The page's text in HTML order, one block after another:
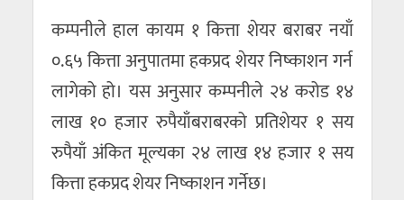
कम्पनीले हाल कायम १ कित्ता शेयर बराबर नयाँ
०.६५ कित्ता अनुपातमा हकप्रद शेयर निष्काशन गर्न
लागेको हो। यस अनुसार कम्पनीले २४ करोड १४
लाख १० हजार रुपैयाँबराबरको प्रतिशेयर १ सय
रुपैयाँ अंकित मूल्यका २४ लाख १४ हजार १ सय
कित्ता हकप्रद शेयर निष्काशन गर्नेछ।